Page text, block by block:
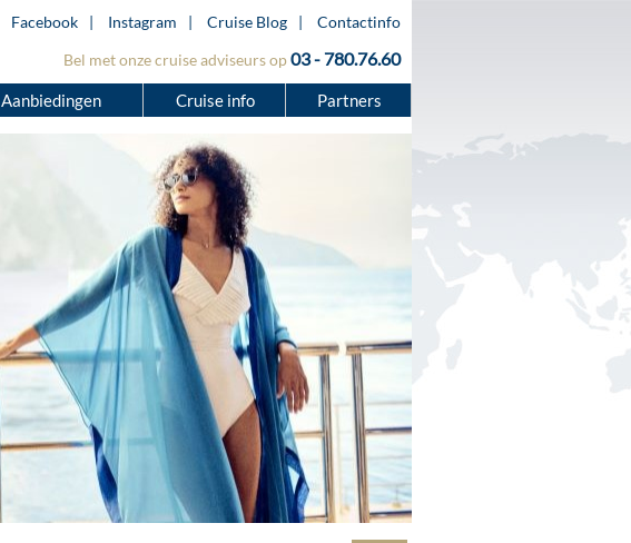
Facebook Instagram Cruise Blog
Contactinfo
Bel met onze cruise adviseurs op03 - 780.76.60
Aanbiedingen Cruise info Partners